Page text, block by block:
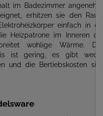
im Badezimmer
erhitzen sie den
einfach in
Heizpatrone im Inneren
wohlige Wärme.
ist gering, es gibt
und die Bertiebskosten